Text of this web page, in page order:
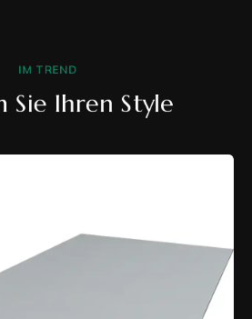
IM TREND
Sie Ihren Style